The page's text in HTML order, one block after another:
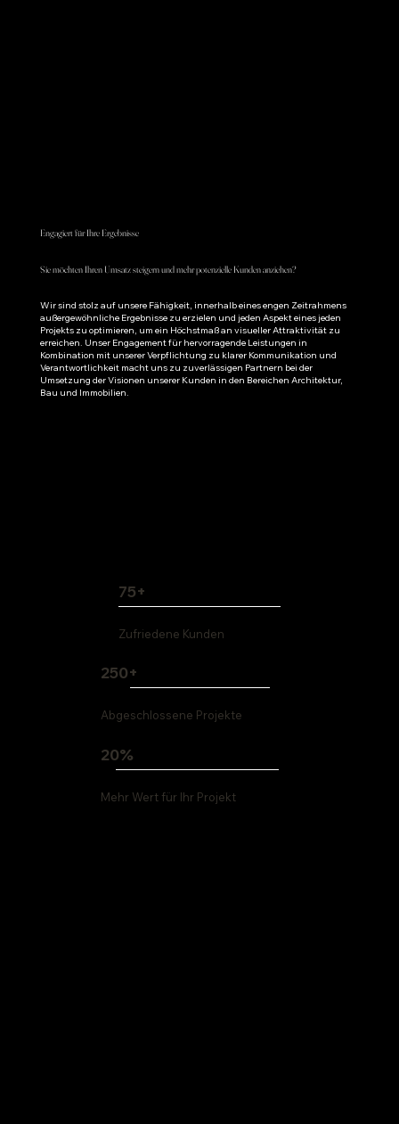
20%
Mehr Wert für Ihr Projekt
75+
Zufriedene Kunden
250+
Abgeschlossene Projekte
Engagiert für Ihre Ergebnisse
Sie möchten Ihren Umsatz steigern und mehr potenzielle Kunden anziehen?
​Wir sind stolz auf unsere Fähigkeit, innerhalb eines engen Zeitrahmens
außergewöhnliche Ergebnisse zu erzielen und jeden Aspekt eines jeden
Projekts zu optimieren, um ein Höchstmaß an visueller Attraktivität zu
erreichen. Unser Engagement für hervorragende Leistungen in
Kombination mit unserer Verpflichtung zu klarer Kommunikation und
Verantwortlichkeit macht uns zu zuverlässigen Partnern bei der
Umsetzung der Visionen unserer Kunden in den Bereichen Architektur,
Bau und Immobilien.​​